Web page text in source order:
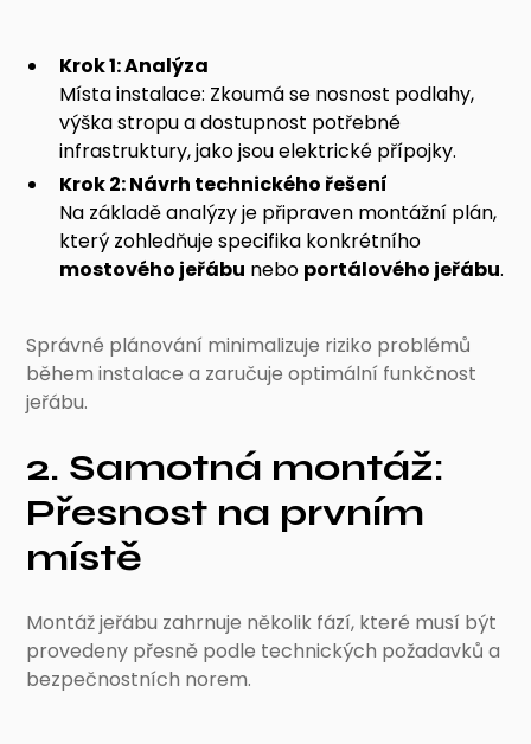
Krok 1: Analýza
Místa instalace: Zkoumá se nosnost podlahy,
výška stropu a dostupnost potřebné
infrastruktury, jako jsou elektrické přípojky.
Krok 2: Návrh technického řešení
Na základě analýzy je připraven montážní plán,
který zohledňuje specifika konkrétního
mostového jeřábu nebo portálového jeřábu.
Správné plánování minimalizuje riziko problémů
během instalace a zaručuje optimální funkčnost
jeřábu.
2. Samotná montáž:
Přesnost na prvním
místě
Montáž jeřábu zahrnuje několik fází, které musí být
provedeny přesně podle technických požadavků a
bezpečnostních norem.